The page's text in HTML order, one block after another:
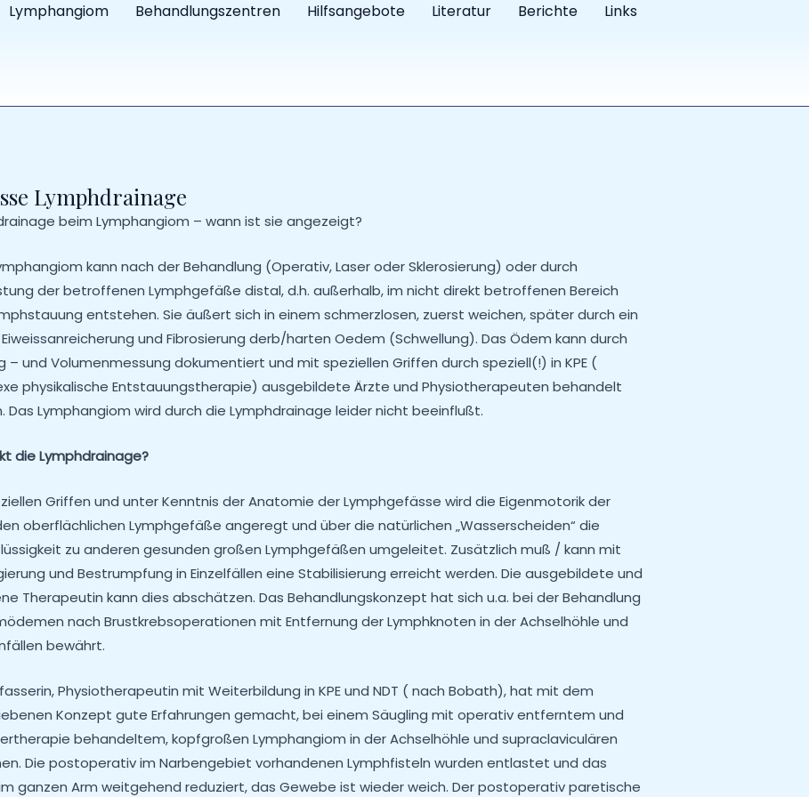
Lymphangiom Behandlungszentren Hilfsangebote Literatur Berichte Links
Lymphdrainage
beim Lymphangiom – wann ist sie angezeigt?
kann nach der Behandlung (Operativ, Laser oder Sklerosierung) oder durch
der betroffenen Lymphgefäße distal, d.h. außerhalb, im nicht direkt betroffenen Bereich
entstehen. Sie äußert sich in einem schmerzlosen, zuerst weichen, später durch ein
und Fibrosierung derb/harten Oedem (Schwellung). Das Ödem kann durch
– und Volumenmessung dokumentiert und mit speziellen Griffen durch speziell(!) in KPE (
physikalische Entstauungstherapie) ausgebildete Ärzte und Physiotherapeuten behandelt
Das Lymphangiom wird durch die Lymphdrainage leider nicht beeinflußt.
die Lymphdrainage?
Griffen und unter Kenntnis der Anatomie der Lymphgefässe wird die Eigenmotorik der
oberflächlichen Lymphgefäße angeregt und über die natürlichen „Wasserscheiden“ die
zu anderen gesunden großen Lymphgefäßen umgeleitet. Zusätzlich muß / kann mit
und Bestrumpfung in Einzelfällen eine Stabilisierung erreicht werden. Die ausgebildete und
Therapeutin kann dies abschätzen. Das Behandlungskonzept hat sich u.a. bei der Behandlung
nach Brustkrebsoperationen mit Entfernung der Lymphknoten in der Achselhöhle und
bewährt.
Physiotherapeutin mit Weiterbildung in KPE und NDT ( nach Bobath), hat mit dem
Konzept gute Erfahrungen gemacht, bei einem Säugling mit operativ entferntem und
behandeltem, kopfgroßen Lymphangiom in der Achselhöhle und supraclaviculären
Die postoperativ im Narbengebiet vorhandenen Lymphfisteln wurden entlastet und das
ganzen Arm weitgehend reduziert, das Gewebe ist wieder weich. Der postoperativ paretische